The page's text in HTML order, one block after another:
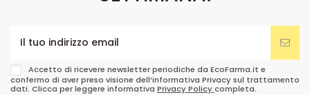
Accetto di ricevere newsletter periodiche da EcoFarma.it e
confermo di aver preso visione dell’informativa Privacy sul trattamento
dati. Clicca per leggere informativa Privacy Policycompleta.